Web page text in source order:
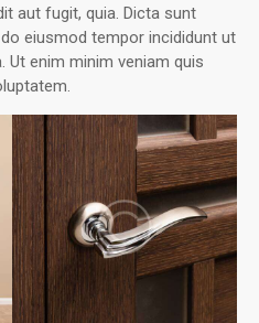
aut fugit, quia. Dicta sunt
eiusmod tempor incididunt ut
Ut enim minim veniam quis